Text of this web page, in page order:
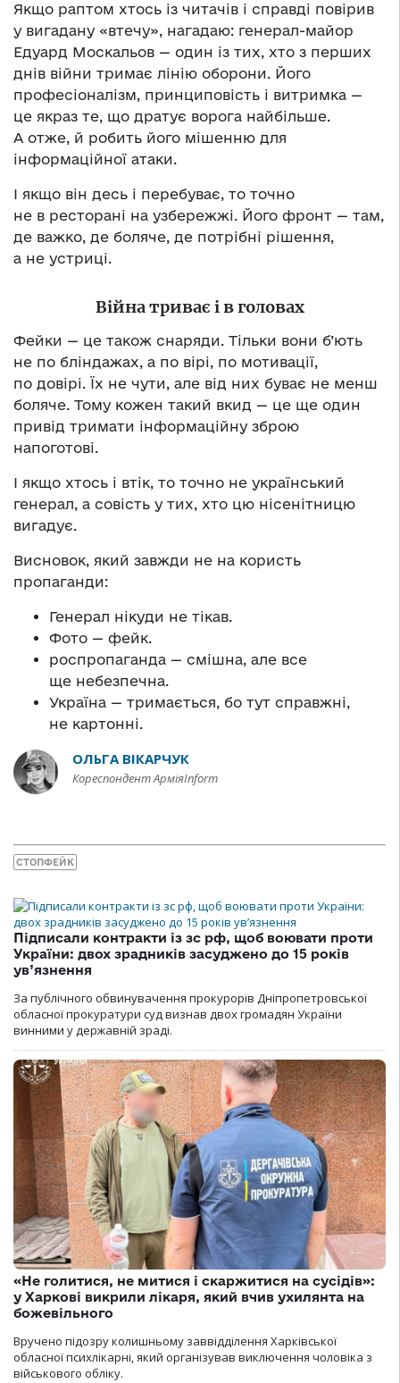
Якщо раптом хтось із читачів і справді повірив
у вигадану «втечу», нагадаю: генерал-майор
Едуард Москальов — один із тих, хто з перших
днів війни тримає лінію оборони. Його
професіоналізм, принциповість і витримка —
це якраз те, що дратує ворога найбільше.
А отже, й робить його мішенню для
інформаційної атаки.
І якщо він десь і перебуває, то точно
не в ресторані на узбережжі. Його фронт — там,
де важко, де боляче, де потрібні рішення,
а не устриці.
Війна триває і в головах
Фейки — це також снаряди. Тільки вони б’ють
не по бліндажах, а по вірі, по мотивації,
по довірі. Їх не чути, але від них буває не менш
боляче. Тому кожен такий вкид — це ще один
привід тримати інформаційну зброю
напоготові.
І якщо хтось і втік, то точно не український
генерал, а совість у тих, хто цю нісенітницю
вигадує.
Висновок, який завжди не на користь
пропаганди:
Генерал нікуди не тікав.
Фото — фейк.
роспропаганда — смішна, але все
ще небезпечна.
Україна — тримається, бо тут справжні,
не картонні.
ОЛЬГА ВІКАРЧУК
Кореспондент АрміяInform
СТОПФЕЙК
Підписали контракти із зс рф, щоб воювати проти
України: двох зрадників засуджено до 15 років
ув’язнення
За публічного обвинувачення прокурорів Дніпропетровської
обласної прокуратури суд визнав двох громадян України
винними у державній зраді.
«Не голитися, не митися і скаржитися на сусідів»:
у Харкові викрили лікаря, який вчив ухилянта на
божевільного
Вручено підозру колишньому заввідділення Харківської
обласної психлікарні, який організував виключення чоловіка з
військового обліку.